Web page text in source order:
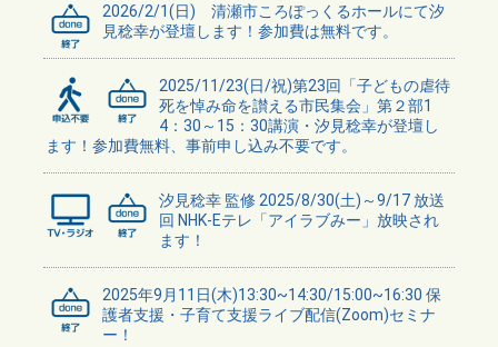
2026/2/1(日) 清瀬市ころぽっくるホールにて汐
見稔幸が登壇します！参加費は無料です。
2025/11/23(日/祝)第23回「子どもの虐待
死を悼み命を讃える市民集会」第２部1
4：30～15：30講演・汐見稔幸が登壇し
ます！参加費無料、事前申し込み不要です。
汐見稔幸 監修 2025/8/30(土)～9/17 放送
回 NHK-Eテレ「アイラブみー」放映され
ます！
2025年9月11日(木)13:30~14:30/15:00~16:30 保
護者支援・子育て支援ライブ配信(Zoom)セミナ
ー！